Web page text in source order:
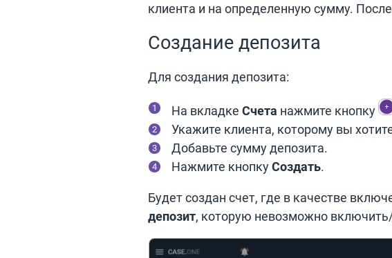
клиента и на определенную сумму.
Создание депозита
Для создания депозита:
На вкладке Счета нажмите кнопку
Укажите клиента, которому вы
Добавьте сумму депозита.
Нажмите кнопкуСоздать.
Будет создан счет, где в качестве
депозит, которую невозможно